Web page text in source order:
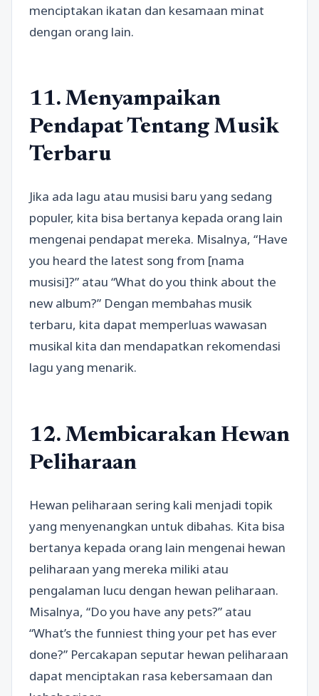
menciptakan ikatan dan kesamaan minat
dengan orang lain.
11. Menyampaikan
Pendapat Tentang Musik
Terbaru
Jika ada lagu atau musisi baru yang sedang
populer, kita bisa bertanya kepada orang lain
mengenai pendapat mereka. Misalnya, “Have
you heard the latest song from [nama
musisi]?” atau “What do you think about the
new album?” Dengan membahas musik
terbaru, kita dapat memperluas wawasan
musikal kita dan mendapatkan rekomendasi
lagu yang menarik.
12. Membicarakan Hewan
Peliharaan
Hewan peliharaan sering kali menjadi topik
yang menyenangkan untuk dibahas. Kita bisa
bertanya kepada orang lain mengenai hewan
peliharaan yang mereka miliki atau
pengalaman lucu dengan hewan peliharaan.
Misalnya, “Do you have any pets?” atau
“What’s the funniest thing your pet has ever
done?” Percakapan seputar hewan peliharaan
dapat menciptakan rasa kebersamaan dan